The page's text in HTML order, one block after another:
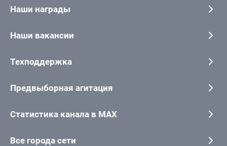
Наши награды
Наши вакансии
Техподдержка
Предвыборная агитация
Статистика канала в MAX
Все города сети